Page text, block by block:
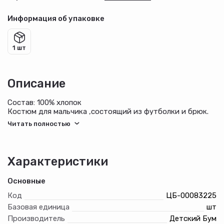
Информация об упаковке
1 шт
Описание
Состав: 100% хлопок
Костюм для мальчика ,состоящий из футболки и брюк.
Футболка - из гладкокрашеного полотна "кулирка",
технике шелкографии. Брюки - из полотна с набивным
рисунком, прямого силуэта, на притачном поясе с
входы в которые окантованы основным материалом.
Характеристики
Основные
Код
ЦБ-00083225
Базовая единица
шт
Производитель
Детский Бум